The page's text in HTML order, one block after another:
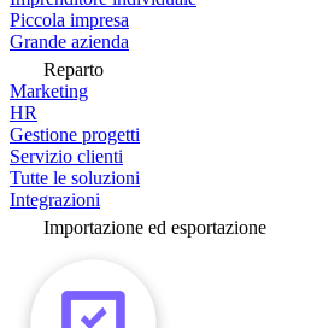
Piccola impresa
Grande azienda
Reparto
Marketing
HR
Gestione progetti
Servizio clienti
Tutte le soluzioni
Integrazioni
Importazione ed esportazione